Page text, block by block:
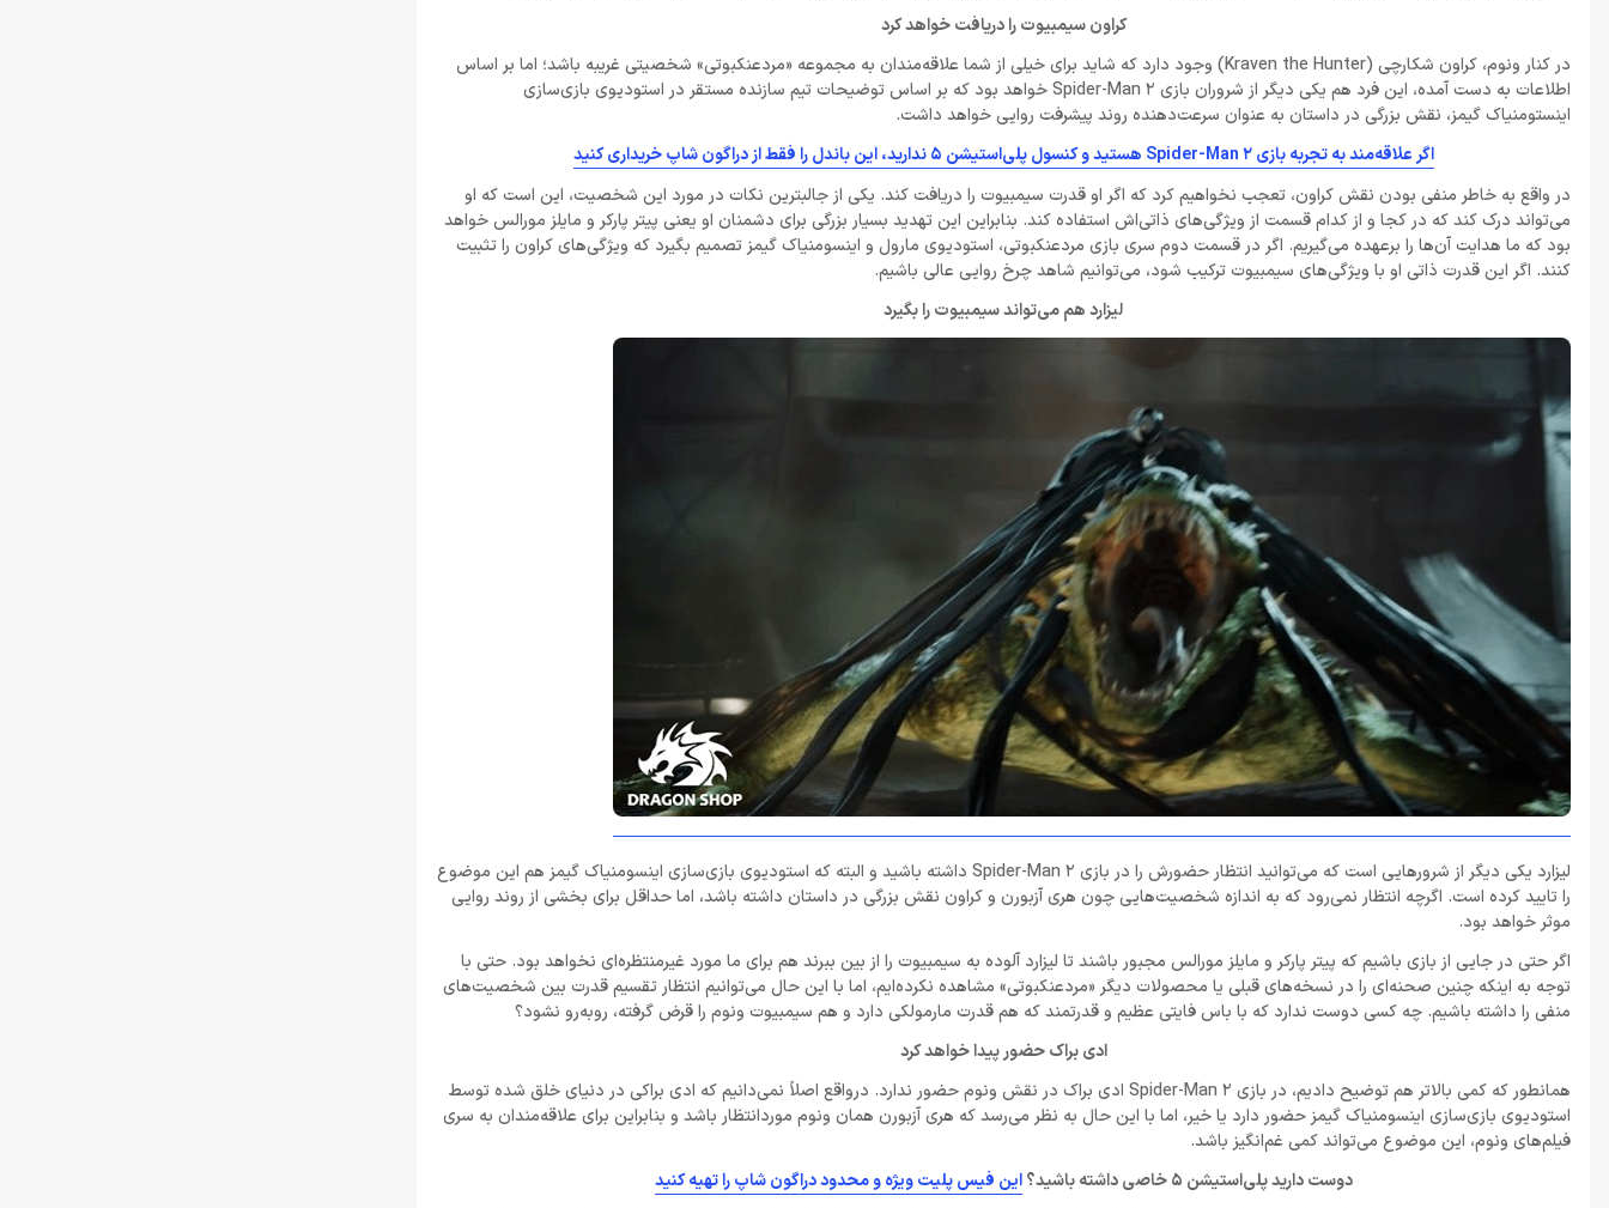
کراون سیمبیوت را دریافت خواهد کرد
در کنار ونوم، کراون شکارچی (Kraven the Hunter) وجود دارد که شاید برای خیلی از شما علاقه‌مندان به مجموعه «مردعنکبوتی» شخصیتی غریبه باشد؛ اما بر اساس
اطلاعات به دست آمده، این فرد هم یکی دیگر از شروران بازی Spider-Man 2 خواهد بود که بر اساس توضیحات تیم سازنده مستقر در استودیوی بازی‌سازی
اینستومنیاک گیمز، نقش بزرگی در داستان به عنوان سرعت‌دهنده روند پیشرفت روایی خواهد داشت.
اگر علاقه‌مند به تجربه بازی Spider-Man 2 هستید و کنسول پلی‌استیشن 5 ندارید، این باندل را فقط از دراگون شاپ خریداری کنید
در واقع به خاطر منفی بودن نقش کراون، تعجب نخواهیم کرد که اگر او قدرت سیمبیوت را دریافت کند. یکی از جالبترین نکات در مورد این شخصیت، این است که او
می‌تواند درک کند که در کجا و از کدام قسمت از ویژگی‌های ذاتی‌اش استفاده کند. بنابراین این تهدید بسیار بزرگی برای دشمنان او یعنی پیتر پارکر و مایلز مورالس خواهد
بود که ما هدایت آن‌ها را برعهده می‌گیریم. اگر در قسمت دوم سری بازی مردعنکبوتی، استودیوی مارول و اینسومنیاک گیمز تصمیم بگیرد که ویژگی‌های کراون را تثبیت
کنند. اگر این قدرت ذاتی او با ویژگی‌های سیمبیوت ترکیب شود، می‌توانیم شاهد چرخ روایی عالی باشیم.
لیزارد هم می‌تواند سیمبیوت را بگیرد
لیزارد یکی دیگر از شرورهایی است که می‌توانید انتظار حضورش را در بازی Spider-Man 2 داشته باشید و البته که استودیوی بازی‌سازی اینسومنیاک گیمز هم این موضوع
را تایید کرده است. اگرچه انتظار نمی‌رود که به اندازه شخصیت‌هایی چون هری آزبورن و کراون نقش بزرگی در داستان داشته باشد، اما حداقل برای بخشی از روند روایی
موثر خواهد بود.
اگر حتی در جایی از بازی باشیم که پیتر پارکر و مایلز مورالس مجبور باشند تا لیزارد آلوده به سیمبیوت را از بین ببرند هم برای ما مورد غیرمنتظره‌ای نخواهد بود. حتی با
توجه به اینکه چنین صحنه‌ای را در نسخه‌های قبلی یا محصولات دیگر «مردعنکبوتی» مشاهده نکرده‌ایم، اما با این حال می‌توانیم انتظار تقسیم قدرت بین شخصیت‌های
منفی را داشته باشیم. چه کسی دوست ندارد که با باس فایتی عظیم و قدرتمند که هم قدرت مارمولکی دارد و هم سیمبیوت ونوم را قرض گرفته، روبه‌رو نشود؟
ادی براک حضور پیدا خواهد کرد
همانطور که کمی بالاتر هم توضیح دادیم، در بازی Spider-Man 2 ادی براک در نقش ونوم حضور ندارد. درواقع اصلاً نمی‌دانیم که ادی براکی در دنیای خلق شده توسط
استودیوی بازی‌سازی اینسومنیاک گیمز حضور دارد یا خیر، اما با این حال به نظر می‌رسد که هری آزبورن همان ونوم موردانتظار باشد و بنابراین برای علاقه‌مندان به سری
فیلم‌های ونوم، این موضوع می‌تواند کمی غم‌انگیز باشد.
دوست دارید پلی‌استیشن 5 خاصی داشته باشید؟
این فیس پلیت ویژه و محدود دراگون شاپ را تهیه کنید